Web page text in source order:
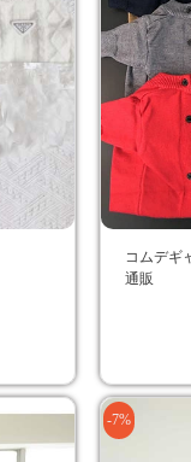
コムデギ
通販
-7%